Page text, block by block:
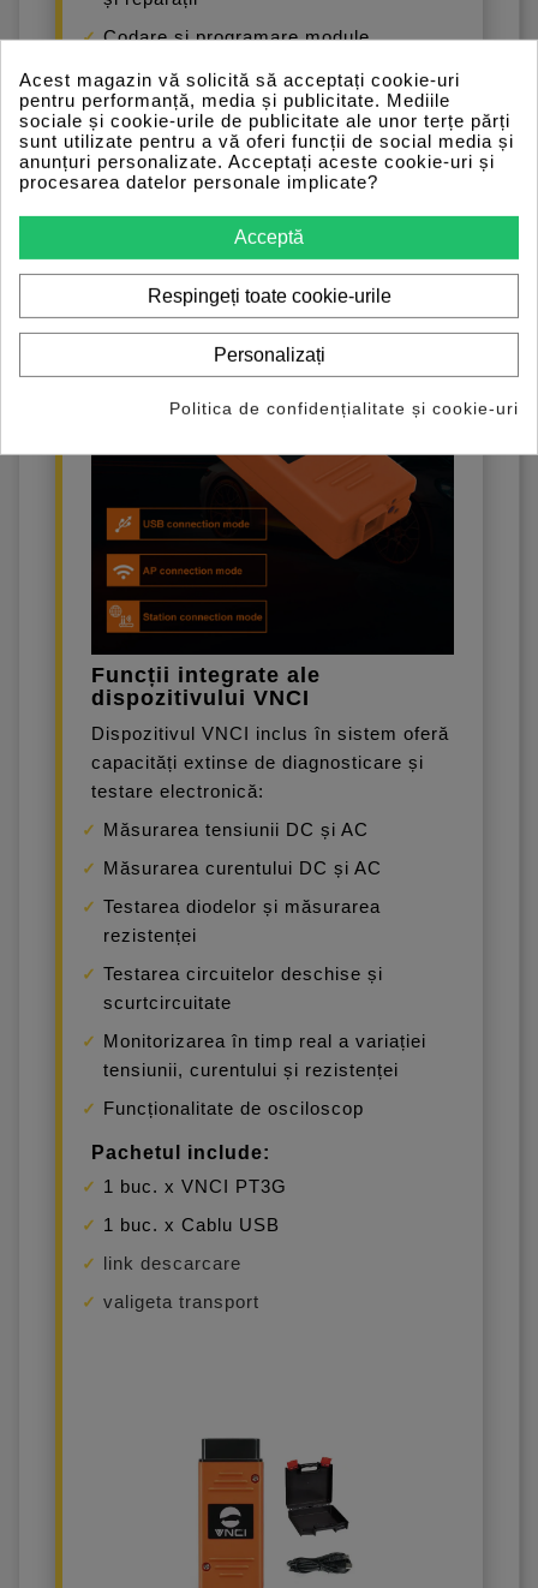
Codare și programare module
Consultarea diagramelor electrice
Citirea valorilor senzorilor
Programarea verificărilor pentru coduri
de eroare
Înregistrare sesiuni (Logging)
Filtrare date și rezultate
Funcții integrate ale
dispozitivului VNCI
Dispozitivul VNCI inclus în sistem oferă
capacități extinse de diagnosticare și
testare electronică:
Măsurarea tensiunii DC și AC
Măsurarea curentului DC și AC
Testarea diodelor și măsurarea
rezistenței
Testarea circuitelor deschise și
scurtcircuitate
Monitorizarea în timp real a variației
tensiunii, curentului și rezistenței
Funcționalitate de osciloscop
Pachetul include:
1 buc. x VNCI PT3G
1 buc. x Cablu USB
link descarcare
valigeta transport
Acest magazin vă solicită să acceptați cookie-uri
pentru performanță, media și publicitate. Mediile
sociale și cookie-urile de publicitate ale unor terțe părți
sunt utilizate pentru a vă oferi funcții de social media și
anunțuri personalizate. Acceptați aceste cookie-uri și
procesarea datelor personale implicate?
Acceptă
Respingeți toate cookie-urile
Personalizați
Politica de confidențialitate și cookie-uri